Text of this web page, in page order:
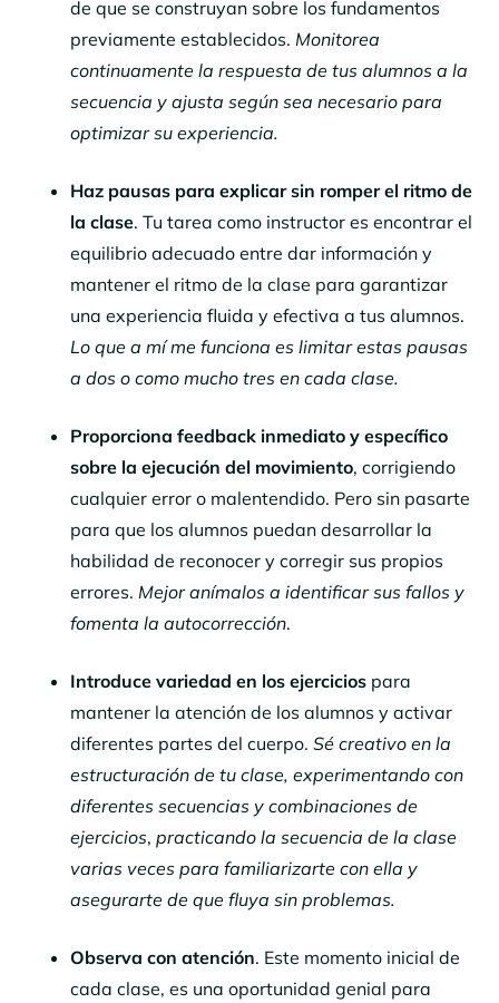
de que se construyan sobre los fundamentos
previamente establecidos. Monitorea
continuamente la respuesta de tus alumnos a la
secuencia y ajusta según sea necesario para
optimizar su experiencia.
Haz pausas para explicar sin romper el ritmo de
la clase. Tu tarea como instructor es encontrar el
equilibrio adecuado entre dar información y
mantener el ritmo de la clase para garantizar
una experiencia fluida y efectiva a tus alumnos.
Lo que a mí me funciona es limitar estas pausas
a dos o como mucho tres en cada clase.
Proporciona feedback inmediato y específico
sobre la ejecución del movimiento, corrigiendo
cualquier error o malentendido. Pero sin pasarte
para que los alumnos puedan desarrollar la
habilidad de reconocer y corregir sus propios
errores. Mejor anímalos a identificar sus fallos y
fomenta la autocorrección.
Introduce variedad en los ejercicios para
mantener la atención de los alumnos y activar
diferentes partes del cuerpo. Sé creativo en la
estructuración de tu clase, experimentando con
diferentes secuencias y combinaciones de
ejercicios, practicando la secuencia de la clase
varias veces para familiarizarte con ella y
asegurarte de que fluya sin problemas.
Observa con atención. Este momento inicial de
cada clase, es una oportunidad genial para